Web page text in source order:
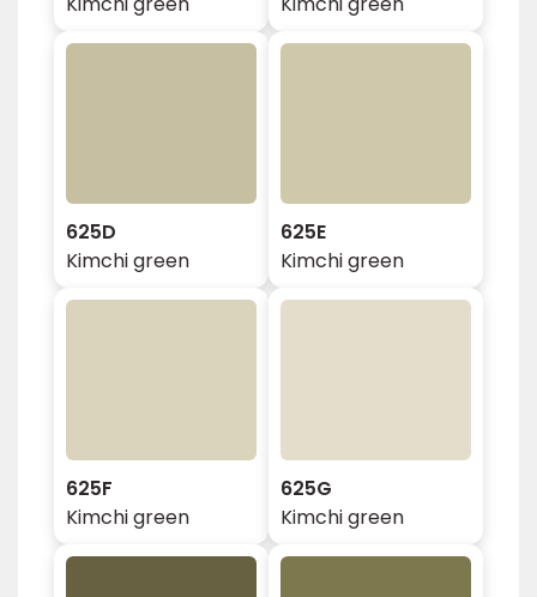
625D
Kimchi green
625E
Kimchi green
625F
Kimchi green
625G
Kimchi green